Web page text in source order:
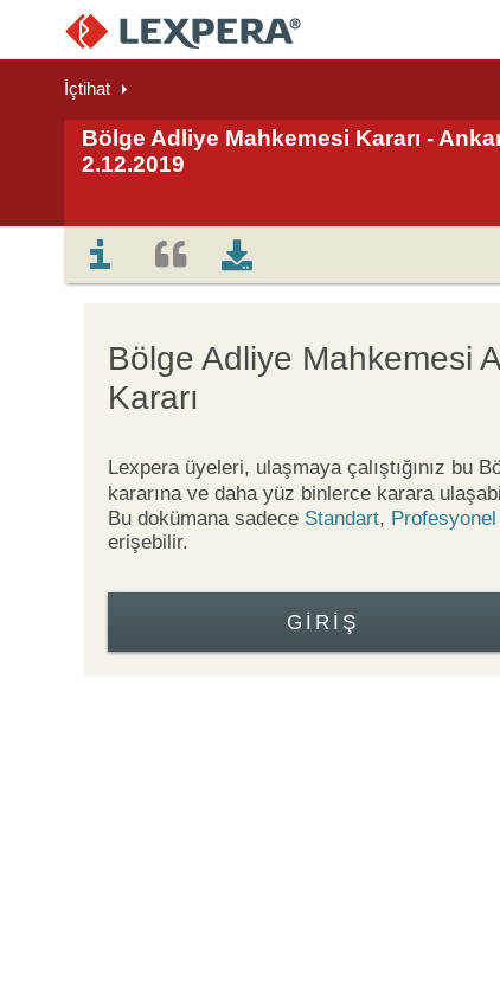
İçtihat
Bölge Adliye Mahkemesi Kararı -
2.12.2019
Bölge Adliye Mahkemesi
Kararı
Lexpera üyeleri, ulaşmaya çalıştığınız bu
kararına ve daha yüz binlerce karara
Bu dokümana sadece Standart, Profesyonel
erişebilir.
GIRIŞ